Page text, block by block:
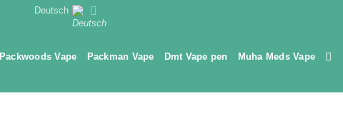
Deutsch
Packwoods Vape Packman Vape Dmt Vape pen Muha Meds Vape